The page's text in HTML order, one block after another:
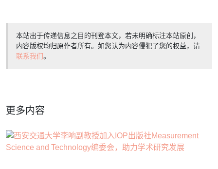
本站出于传递信息之目的刊登本文，若未明确标注本站原创，
内容版权均归原作者所有。如您认为内容侵犯了您的权益，请
联系我们。
更多内容